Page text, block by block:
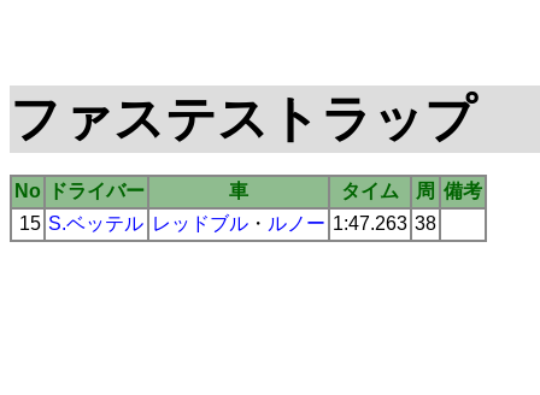
ファステストラップ
No ドライバー 車 タイム 周 備考
15 S.ベッテル レッドブル ・ ルノー 1:47.263 38